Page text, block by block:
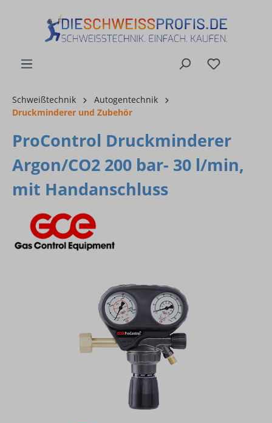
Schweißtechnik
Autogentechnik
Druckminderer und Zubehör
ProControl Druckminderer
Argon/CO2 200 bar- 30 l/min,
mit Handanschluss
Bildergalerie überspringen